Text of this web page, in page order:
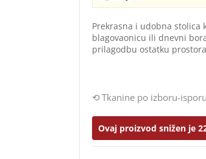
Prekrasna i udobna
blagovaonicu ili dnevni
prilagodbu ostatku
Tkanine po izboru-
Ovaj proizvod snižen je